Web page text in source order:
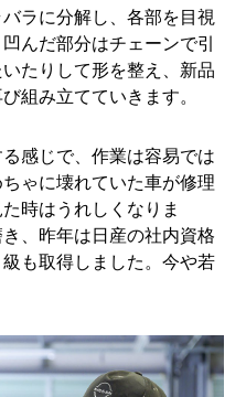
ラに分解し、各部を目視
んだ部分はチェーンで引
たりして形を整え、新品
組み立てていきます。
感じで、作業は容易では
ゃに壊れていた車が修理
時はうれしくなりま
、昨年は日産の社内資格
も取得しました。今や若